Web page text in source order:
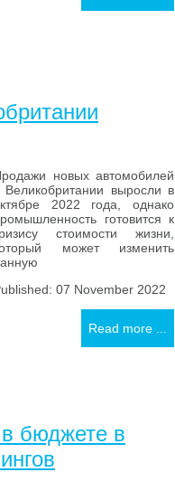
новых автомобилей
Великобритании выросли в
2022 года, однако
готовится к
стоимости жизни,
может изменить
07 November 2022
Read more ...
бюджете в